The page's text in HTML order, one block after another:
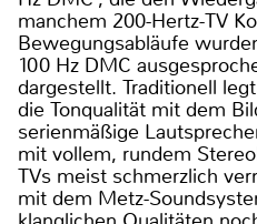
manchem 200-Hertz-TV
Bewegungsabläufe
100 Hz DMC
dargestellt. Traditionell
die Tonqualität mit dem
serienmäßige
mit vollem, rundem
TVs meist schmerzlich
mit dem Metz-